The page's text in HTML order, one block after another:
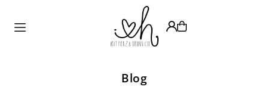
Translation missing: de.accessibility.skip_to_text
Blog